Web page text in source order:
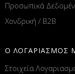
Προσωπικά
Χονδρική / B2B
Ο ΛΟΓΑΡΙΑΣΜΟΣ
Στοιχεία